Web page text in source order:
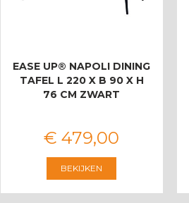
EASE UP® NAPOLI DINING
TAFEL L 220 X B 90 X H
76 CM ZWART
€ 479,00
BEKIJKEN